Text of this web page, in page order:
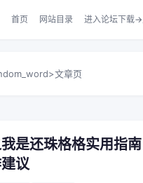
首页 网站目录 进入论坛下载-
>文章页
是还珠格格实用指
议